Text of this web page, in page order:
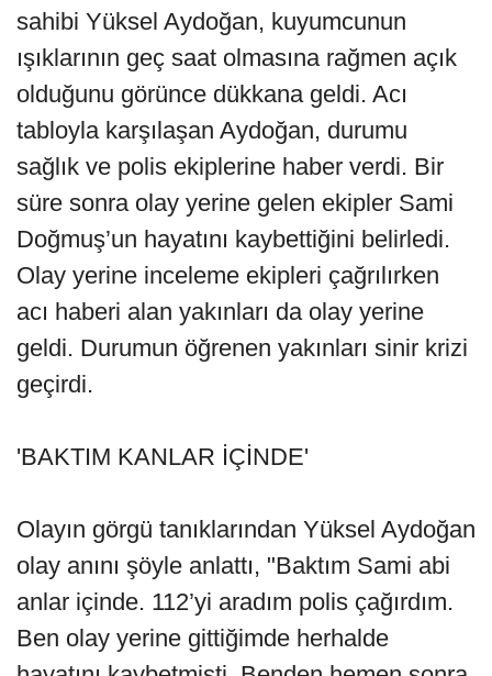
sahibi Yüksel Aydoğan, kuyumcunun
ışıklarının geç saat olmasına rağmen açık
olduğunu görünce dükkana geldi. Acı
tabloyla karşılaşan Aydoğan, durumu
sağlık ve polis ekiplerine haber verdi. Bir
süre sonra olay yerine gelen ekipler Sami
Doğmuş’un hayatını kaybettiğini belirledi.
Olay yerine inceleme ekipleri çağrılırken
acı haberi alan yakınları da olay yerine
geldi. Durumun öğrenen yakınları sinir krizi
geçirdi.
'BAKTIM KANLAR İÇİNDE'
Olayın görgü tanıklarından Yüksel Aydoğan
olay anını şöyle anlattı, "Baktım Sami abi
anlar içinde. 112’yi aradım polis çağırdım.
Ben olay yerine gittiğimde herhalde